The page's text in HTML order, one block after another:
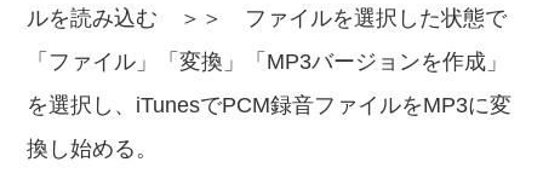
ルを読み込む ＞＞ ファイルを選択した状態で
「ファイル」「変換」「MP3バージョンを作成」
を選択し、iTunesでPCM録音ファイルをMP3に変
換し始める。